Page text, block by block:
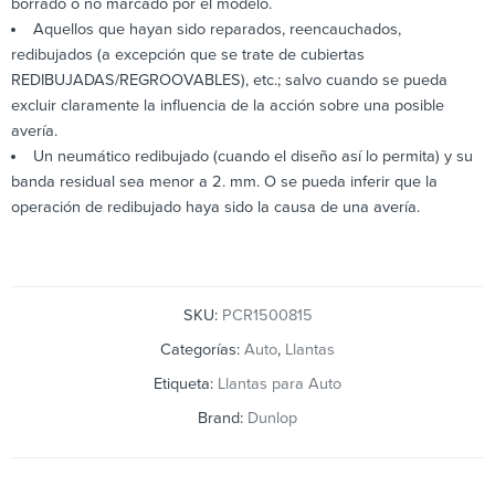
Aquellos que hayan sido reparados, reencauchados,
redibujados (a excepción que se trate de cubiertas
REDIBUJADAS/REGROOVABLES), etc.; salvo cuando se pueda
excluir claramente la influencia de la acción sobre una posible
avería.
Un neumático redibujado (cuando el diseño así lo permita) y su
banda residual sea menor a 2. mm. O se pueda inferir que la
operación de redibujado haya sido la causa de una avería.
SKU: PCR1500815
Categorías: Auto, Llantas
Etiqueta: Llantas para Auto
Brand: Dunlop